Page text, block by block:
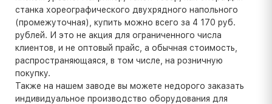
станка хореографического двухрядного напольного
(промежуточная), купить можно всего за 4 170 руб.
рублей. И это не акция для ограниченного числа
клиентов, и не оптовый прайс, а обычная стоимость,
распространяющаяся, в том числе, на розничную
покупку.
Также на нашем заводе вы можете недорого заказать
индивидуальное производство оборудования для